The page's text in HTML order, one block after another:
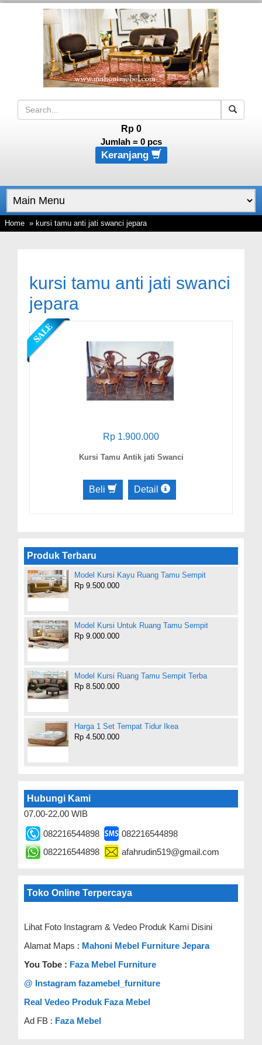
Rp 0
Jumlah = 0pcs
Keranjang
Home » kursi tamu anti jati swanci jepara
kursi tamu anti jati swanci
jepara
Rp 1.900.000
Kursi Tamu Antik jati Swanci
Beli Detail
Produk Terbaru
Model Kursi Kayu Ruang Tamu Sempit
Rp 9.500.000
Model Kursi Untuk Ruang Tamu Sempit
Rp 9.000.000
Model Kursi Ruang Tamu Sempit Terba
Rp 8.500.000
Harga 1 Set Tempat Tidur Ikea
Rp 4.500.000
Hubungi Kami
07.00-22.00 WIB
082216544898
082216544898
082216544898
afahrudin519@gmail.com
Toko Online Terpercaya
Lihat Foto Instagram & Vedeo Produk Kami Disini
Alamat Maps : Mahoni Mebel Furniture Jepara
You Tobe : Faza Mebel Furniture
@ Instagram fazamebel_furniture
Real Vedeo Produk Faza Mebel
Ad FB : Faza Mebel